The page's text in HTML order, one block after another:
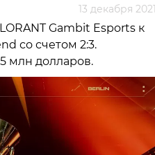
13 декабря 2021
Gambit Esports к
со счетом 2:3.
млн долларов.